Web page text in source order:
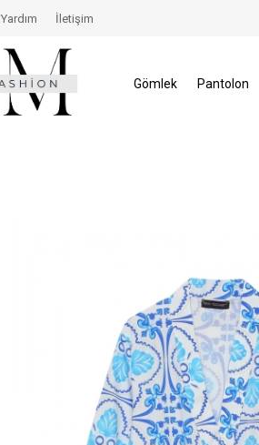
Size Özel İndirimler
Yardım İletişim
Gömlek Pantolon